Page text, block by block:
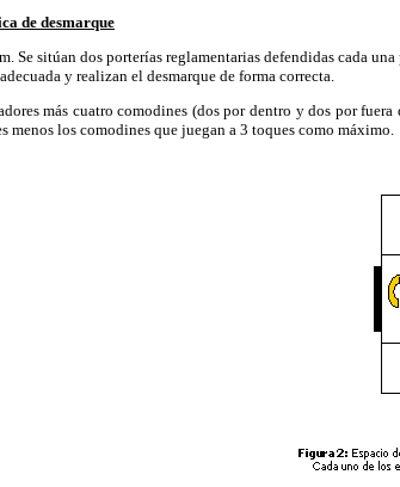
de desmarque
Se sitúan dos porterías reglamentarias defendidas cada
y realizan el desmarque de forma correcta.
más cuatro comodines (dos por dentro y dos por
menos los comodines que juegan a 3 toques como máximo.